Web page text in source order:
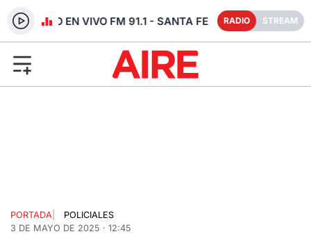
RADIO EN VIVO FM 91.1 - SANTA FE RADIO STREAM
PORTADA
POLICIALES
3 DE MAYO DE 2025 · 12:45